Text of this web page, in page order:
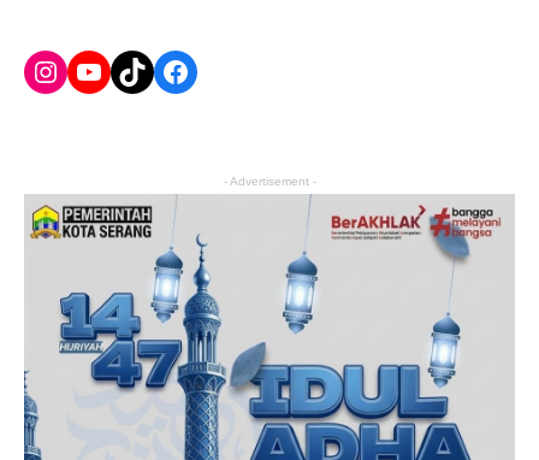
Instagram
YouTube
TikTokFacebook
- Advertisement -